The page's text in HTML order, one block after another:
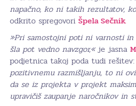
napačno, ko ni takih rezultatov,
odkrito spregovori Špela Sečnik.
»Pri samostojni poti ni varnosti in
šla pot vedno navzgor,«je jasna
podjetnica takoj poda tudi rešitev:
pozitivnemu razmišljanju, to ni
da se iz projekta v projekt
upravičiš zaupanje naročnikov in